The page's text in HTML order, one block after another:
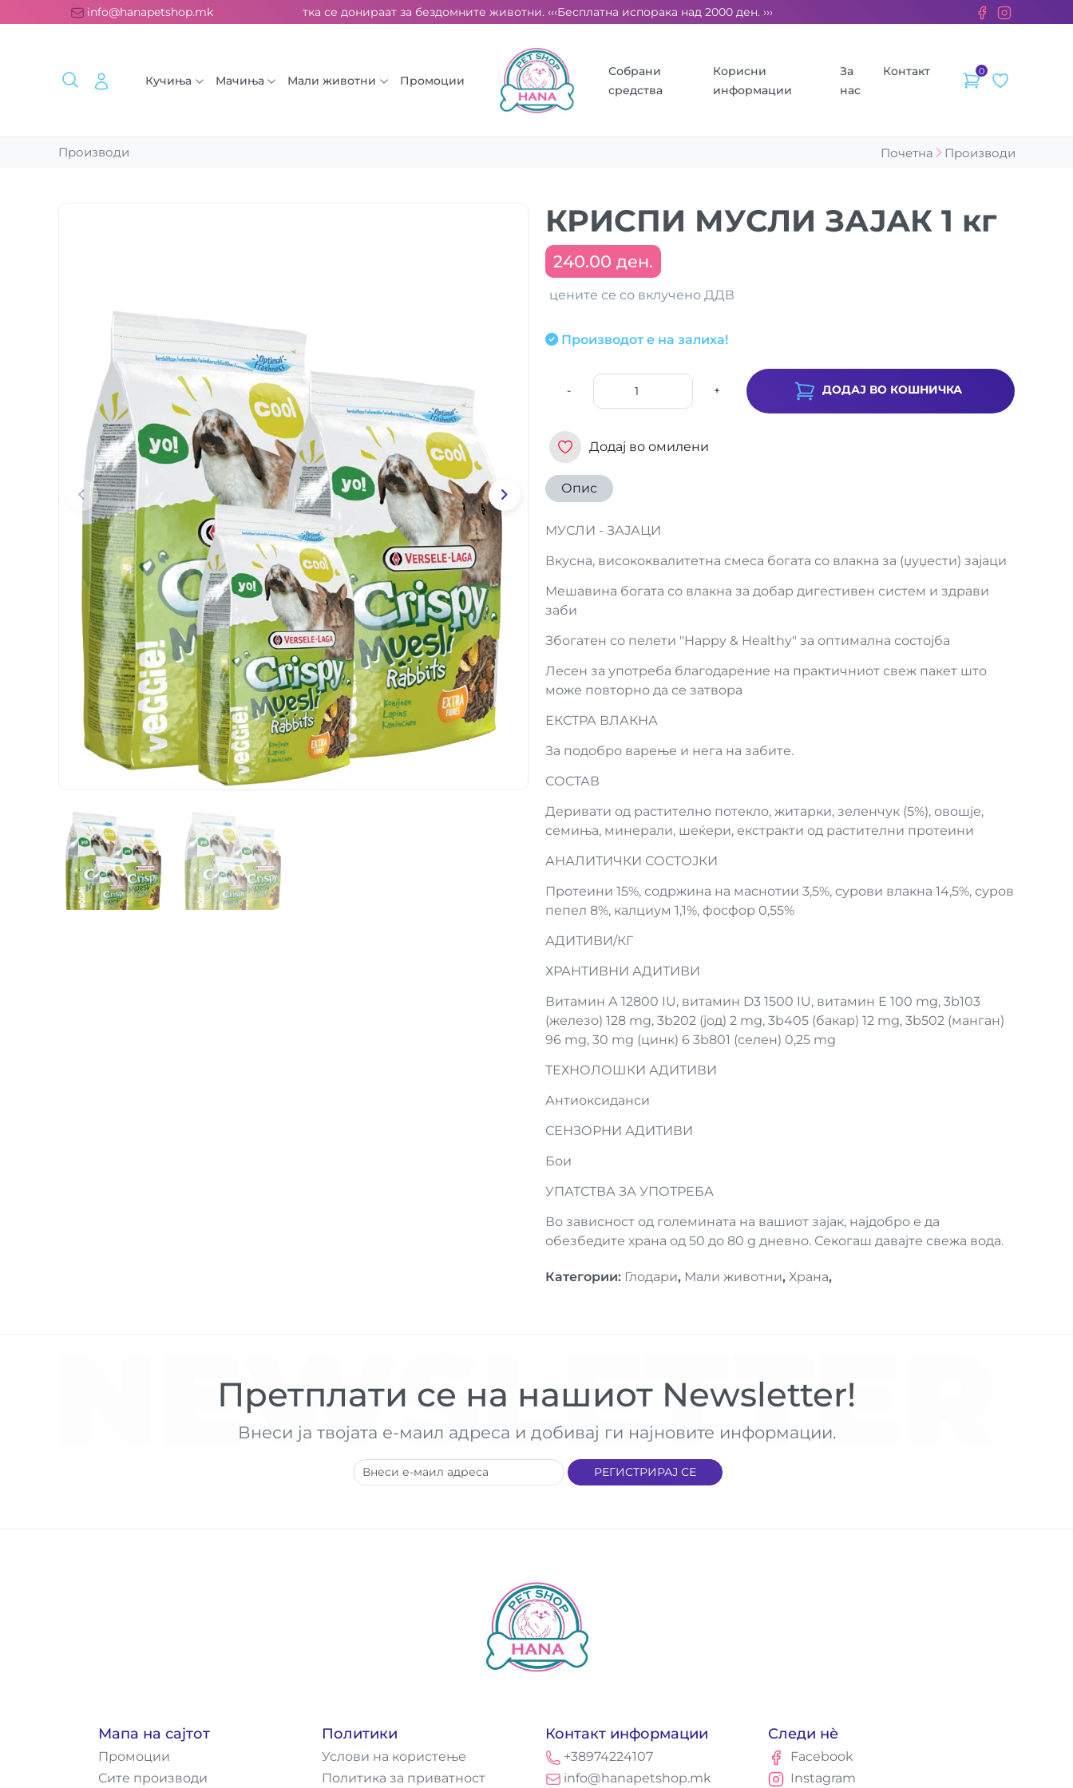
info@hanapetshop.mk
испорака над 2000 ден. ››› 2% од секоја сметка се донираат за бездомните животни. ‹‹‹ Бесплатна испорака над 2000 ден. ››› 2% од секоја сметка се донираат за бездомните
Кучиња Мачиња Мали животни Промоции
Собрани
средства
Корисни
информации
За
нас
Контакт 0
Производи Почетна Производи
КРИСПИ МУСЛИ ЗАЈАК 1 кг
240.00 ден.
цените се со вклучено ДДВ
Производот е на залиха!
- + ДОДАЈ ВО КОШНИЧКА
Додај во омилени
Опис
МУСЛИ - ЗАЈАЦИ
Вкусна, висококвалитетна смеса богата со влакна за (џуџести) зајаци
Мешавина богата со влакна за добар дигестивен систем и здрави
заби
Збогатен со пелети "Happy & Healthy" за оптимална состојба
Лесен за употреба благодарение на практичниот свеж пакет што
може повторно да се затвора
ЕКСТРА ВЛАКНА
За подобро варење и нега на забите.
СОСТАВ
Деривати од растително потекло, житарки, зеленчук (5%), овошје,
семиња, минерали, шеќери, екстракти од растителни протеини
АНАЛИТИЧКИ СОСТОЈКИ
Протеини 15%, содржина на маснотии 3,5%, сурови влакна 14,5%, суров
пепел 8%, калциум 1,1%, фосфор 0,55%
АДИТИВИ/КГ
ХРАНТИВНИ АДИТИВИ
Витамин А 12800 IU, витамин D3 1500 IU, витамин Е 100 mg, 3b103
(железо) 128 mg, 3b202 (јод) 2 mg, 3b405 (бакар) 12 mg, 3b502 (манган)
96 mg, 30 mg (цинк) 6 3b801 (селен) 0,25 mg
ТЕХНОЛОШКИ АДИТИВИ
Антиоксиданси
СЕНЗОРНИ АДИТИВИ
Бои
УПАТСТВА ЗА УПОТРЕБА
Во зависност од големината на вашиот зајак, најдобро е да
обезбедите храна од 50 до 80 g дневно. Секогаш давајте свежа вода.
Категории: Глодари, Мали животни, Храна,
NEWSLETTER
Претплати се на нашиот Newsletter!
Внеси ја твојата е-маил адреса и добивај ги најновите информации.
РЕГИСТРИРАЈ СЕ
Мапа на сајтот
Промоции
Сите производи
Политики
Услови на користење
Политика за приватност
Контакт информации
+38974224107
info@hanapetshop.mk
Следи нè
Facebook
Instagram